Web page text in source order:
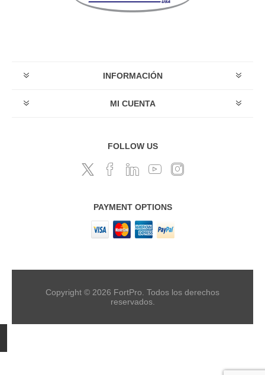
INFORMACIÓN
MI CUENTA
FOLLOW US
PAYMENT OPTIONS
Copyright © 2026 FortPro. Todos los derechos
reservados.